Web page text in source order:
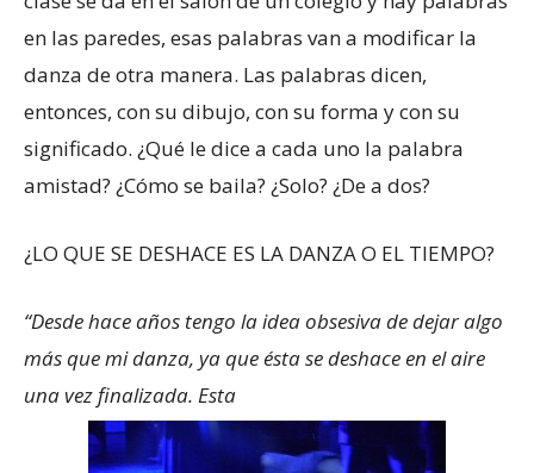
en las paredes, esas palabras van a modificar la
danza de otra manera. Las palabras dicen,
entonces, con su dibujo, con su forma y con su
significado. ¿Qué le dice a cada uno la palabra
amistad? ¿Cómo se baila? ¿Solo? ¿De a dos?
¿LO QUE SE DESHACE ES LA DANZA O EL TIEMPO?
“Desde hace años tengo la idea obsesiva de dejar algo
más que mi danza, ya que ésta se deshace en el aire
una vez finalizada. Esta